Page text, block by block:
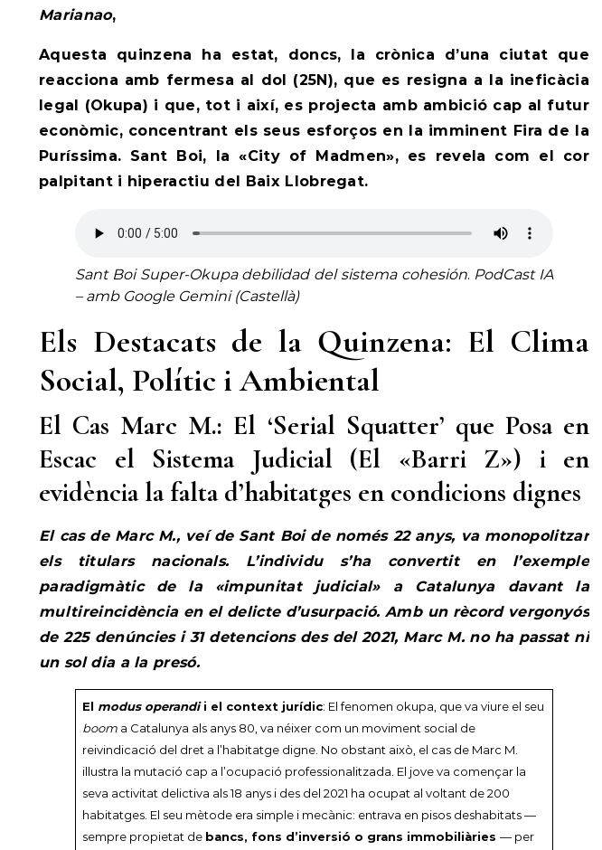
Marianao,
Aquesta quinzena ha estat, doncs, la crònica d’una ciutat que
reacciona amb fermesa al dol (25N), que es resigna a la ineficàcia
legal (Okupa) i que, tot i així, es projecta amb ambició cap al futur
econòmic, concentrant els seus esforços en la imminent Fira de la
Puríssima. Sant Boi, la «City of Madmen», es revela com el cor
palpitant i hiperactiu del Baix Llobregat.
Sant Boi Super-Okupa debilidad del sistema cohesión. PodCast IA
– amb Google Gemini (Castellà)
Els Destacats de la Quinzena: El Clima
Social, Polític i Ambiental
El Cas Marc M.: El ‘Serial Squatter’ que Posa en
Escac el Sistema Judicial (El «Barri Z») i en
evidència la falta d’habitatges en condicions dignes
El cas de Marc M., veí de Sant Boi de només 22 anys, va monopolitzar
els titulars nacionals. L’individu s’ha convertit en l’exemple
paradigmàtic de la «impunitat judicial» a Catalunya davant la
multireincidència en el delicte d’usurpació. Amb un rècord vergonyós
de 225 denúncies i 31 detencions des del 2021, Marc M. no ha passat ni
un sol dia a la presó.
El modus operandii el context jurídic: El fenomen okupa, que va viure el seu
booma Catalunya als anys 80, va néixer com un moviment social de
reivindicació del dret a l’habitatge digne. No obstant això, el cas de Marc M.
il·lustra la mutació cap a l’ocupació professionalitzada. El jove va començar la
seva activitat delictiva als 18 anys i des del 2021 ha ocupat al voltant de 200
habitatges. El seu mètode era simple i mecànic: entrava en pisos deshabitats —
sempre propietat de bancs, fons d’inversió o grans immobiliàries — per